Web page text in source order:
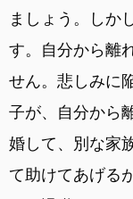
ましょう。しか
す。自分から離
せん。悲しみに
子が、自分から
婚して、別な家
て助けてあげる